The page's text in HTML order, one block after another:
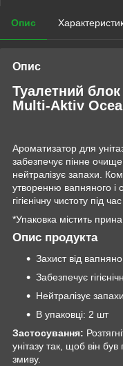
Опис
Опис
Туалетний
Multi-Aktiv
Ароматизатор для
забезпечує пінне
нейтралізує запахи.
утворенню вапняного і
гігієнічну чистоту під
*Упаковка містить
Опис продукта
Захист від
Забезпечує
Нейтралізує запахи
В упаковці: 2 шт
Застосування:
унітазу так, щоб він
змиву.